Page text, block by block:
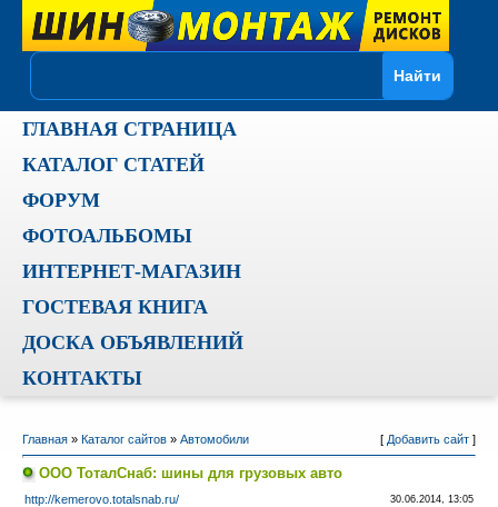
ГЛАВНАЯ СТРАНИЦА
КАТАЛОГ СТАТЕЙ
ФОРУМ
ФОТОАЛЬБОМЫ
ИНТЕРНЕТ-МАГАЗИН
ГОСТЕВАЯ КНИГА
ДОСКА ОБЪЯВЛЕНИЙ
КОНТАКТЫ
Главная» Каталог сайтов» Автомобили [ Добавить сайт]
ООО ТоталСнаб: шины для грузовых авто
http://kemerovo.totalsnab.ru/ 30.06.2014, 13:05